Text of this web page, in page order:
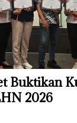
Buktikan
2026